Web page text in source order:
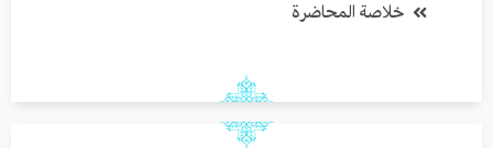
خلاصة المحاضرة